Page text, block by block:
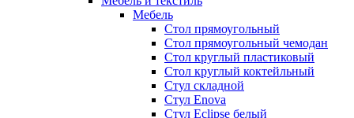
Мебель
Стол прямоугольный
Стол прямоугольный чемодан
Стол круглый пластиковый
Стол круглый коктейльный
Стул складной
Стул Enova
Стул Eclipse белый